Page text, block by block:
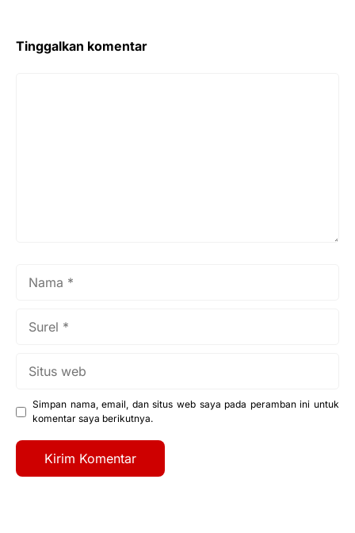
Tinggalkan komentar
Simpan nama, email, dan situs web saya pada peramban ini untuk
komentar saya berikutnya.